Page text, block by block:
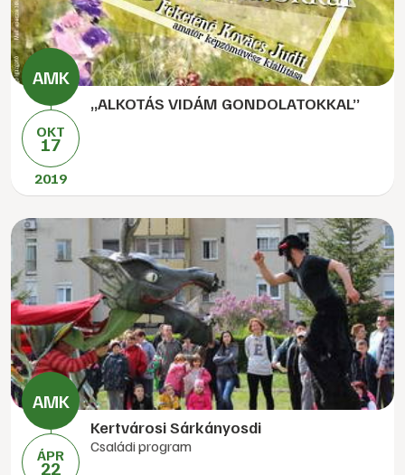
OKT
17
2019
„ALKOTÁS VIDÁM GONDOLATOKKAL”
ÁPR
22
Kertvárosi Sárkányosdi
Családi program